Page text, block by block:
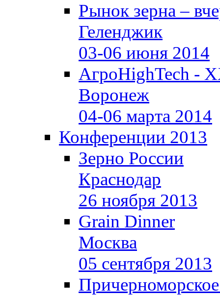
Рынок зерна –
Геленджик
03-06 июня 2014
АгроHighTech -
Воронеж
04-06 марта 2014
Конференции 2013
Зерно России
Краснодар
26 ноября 2013
Grain Dinner
Москва
05 сентября 2013